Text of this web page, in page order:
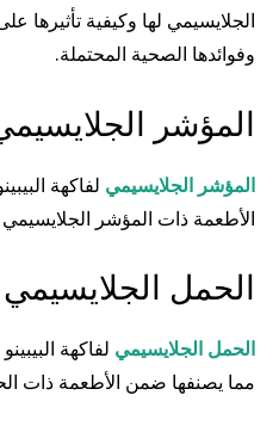
الجلايسيمي لها وكيفية
وفوائدها الصحية المحتملة.
المؤشر الجلايسيمي
المؤشر الجلايسيمي لفاكهة
الأطعمة ذات المؤشر
الحمل الجلايسيمي
الحمل الجلايسيمي لفاكهة البيبينو لكل 100
مما يصنفها ضمن الأطعمة ذات